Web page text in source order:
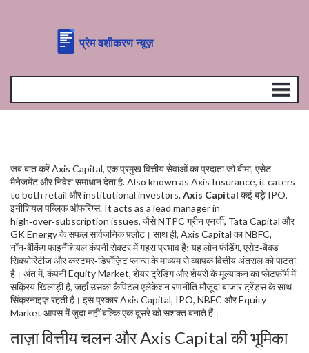
जब बात करेंAxis Capital, एक प्रमुख वित्तीय सेवाओं का प्रदाता जो बीमा, एसेट
मैनेजमेंट और निवेश समाधान देता है. Also known as Axis Insurance, it caters
to both retail और institutional investors.Axis Capital कई बड़े IPO,
इनीशियल पब्लिक ऑफरिंग्स. It acts as a lead manager in
high‑over‑subscription issues, जैसे NTPC ग्रीन एनर्जी, Tata Capital और
GK Energy के सफल सार्वजनिक फ़्लोट। साथ ही, Axis Capital काNBFC,
नॉन‑बैंकिंग फाइनैंशियल कंपनीसेक्टर में गहरा प्रभाव है; यह लोन फंडिंग, एसेट‑बैक्ड
सिक्योरिटीज और कस्टमर‑डिपॉज़िट प्लान्स के माध्यम से व्यापक वित्तीय अंतराल को पाटता
है। अंत में, कंपनीEquity Market, शेयर ट्रेडिंग और शेयरों के मूल्यांकन का प्लेटफ़ॉर्ममें
सक्रिय खिलाड़ी है, जहाँ उसका कैपिटल एलेकेशन रणनीति मौजूदा बाजार ट्रेंड्स के साथ
सिंक्रनाइज़ रहती है। इस प्रकार Axis Capital, IPO, NBFC और Equity
Market आपस में जुदा नहीं बल्कि एक दूसरे को सशक्त बनाते हैं।
ताज़ा वित्तीय चलन और Axis Capital की भूमिका